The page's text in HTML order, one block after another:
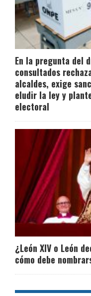
En la pregunta del
consultados
alcaldes, exige
eludir la ley y
electoral
¿León XIV o León
cómo debe